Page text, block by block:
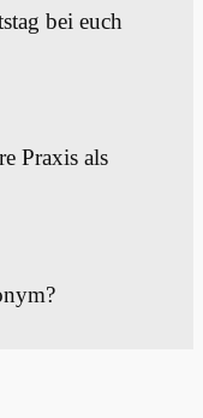
bei euch
Praxis als